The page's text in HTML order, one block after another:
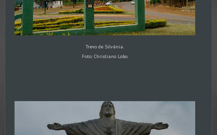
Trevo de Silvânia.
Foto: Christiano Lobo.